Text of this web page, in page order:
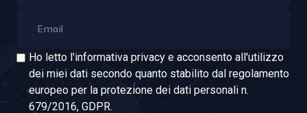
Ho letto l'informativa privacy e acconsento all'utilizzo
dei miei dati secondo quanto stabilito dal regolamento
europeo per la protezione dei dati personali n.
679/2016, GDPR.